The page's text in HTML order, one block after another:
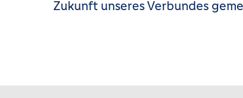
Zukunft unseres Verbundes